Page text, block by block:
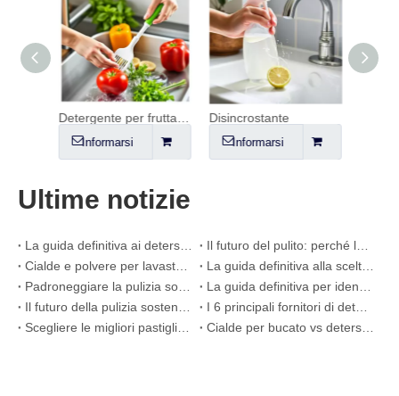
Informarsi
Disincrostante
Informarsi
Ultime notizie